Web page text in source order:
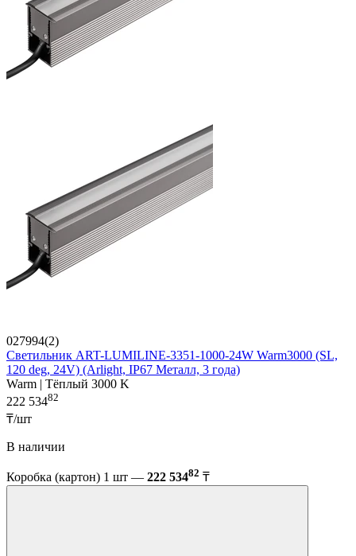
027994(2)
Светильник ART-LUMILINE-3351-1000-24W Warm3000 (SL,
120 deg, 24V) (Arlight, IP67 Металл, 3 года)
Warm | Тёплый 3000 K
222 53482
₸/шт
В наличии
Коробка (картон) 1 шт — 222 53482 ₸